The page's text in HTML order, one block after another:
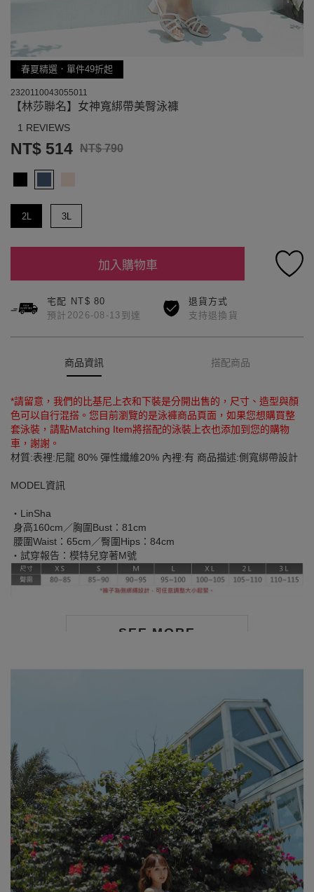
春夏精選．單件49折起
2320110043055011
【林莎聯名】女神寬綁帶美臀泳褲
1 REVIEWS
NT$ 514 NT$ 790
2L 3L
加入購物車
宅配 NT$ 80
預計2026-08-13到達
退貨方式
支持退換貨
商品資訊 搭配商品
SEE MORE
*請留意，我們的比基尼上衣和下裝是分開出售的，尺寸、造型與顏
色可以自行混搭。您目前瀏覽的是泳褲商品頁面，如果您想購買整
套泳裝，請點Matching Item將搭配的泳裝上衣也添加到您的購物
車，謝謝。
材質:表裡:尼龍 80% 彈性纖維20% 內裡:有 商品描述:側寬綁帶設計
MODEL資訊
‧LinSha
身高160cm／胸圍Bust：81cm
腰圍Waist：65cm／臀圍Hips：84cm
‧試穿報告：模特兒穿著M號